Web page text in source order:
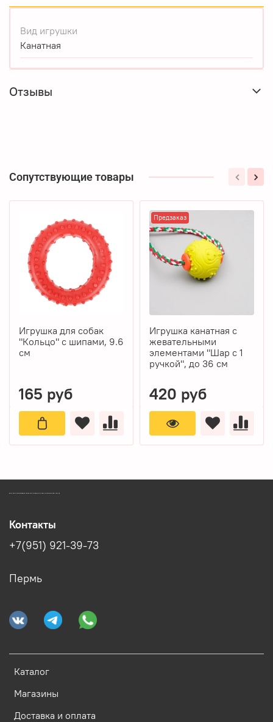
Вид игрушки
Канатная
Отзывы
Сопутствующие товары
Игрушка для собак
"Кольцо" с шипами, 9.6
см
165 руб
Предзаказ
Игрушка канатная с
жевательными
элементами "Шар с 1
ручкой", до 36 см
420 руб
Каталог
Магазины
Доставка и оплата
Контакты
+7(951) 921-39-73
Пермь